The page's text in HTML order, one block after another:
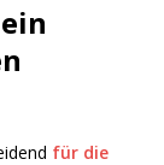
für die